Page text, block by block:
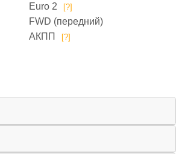
Euro 2
[?]
FWD (передний)
АКПП
[?]